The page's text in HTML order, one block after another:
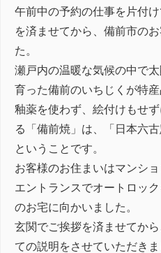
午前中の予約の仕事を片付
を済ませてから、備前市の
た。
瀬戸内の温暖な気候の中で
育った備前のいちじくが特産
釉薬を使わず、絵付けもせ
る「備前焼」は、「日本六
ということです。
お客様のお住まいはマンショ
エントランスでオートロッ
のお宅に向かいました。
玄関でご挨拶を済ませてか
ての説明をさせていただきま